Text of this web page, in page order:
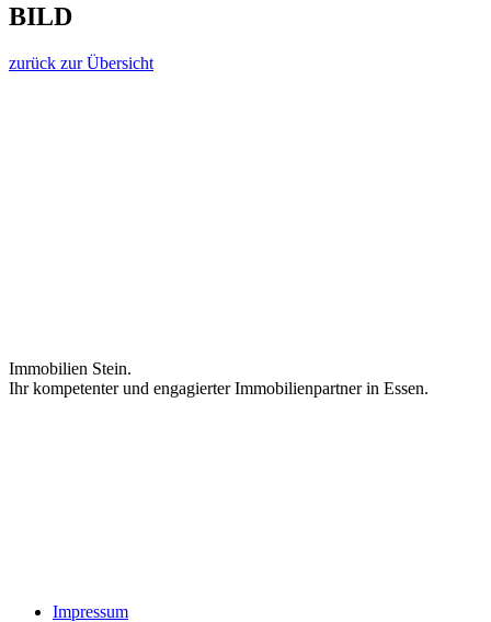
BILD
zurück zur Übersicht
Immobilien Stein.
Ihr kompetenter und engagierter Immobilienpartner in Essen.
Impressum